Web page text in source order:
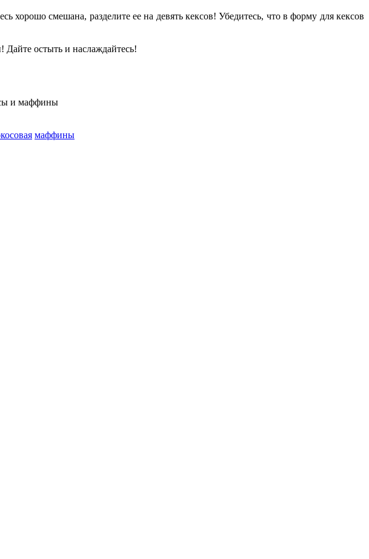
хорошо смешана, разделите ее на девять кексов! Убедитесь, что в форму для кексов
Дайте остыть и наслаждайтесь!
маффины